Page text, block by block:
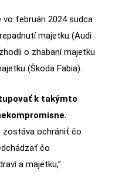
vo februári 2024 sudca
majetku (Audi
o zhabaní majetku
(Škoda Fabia).
k takýmto
zostáva ochrániť čo
čo
a majetku,”